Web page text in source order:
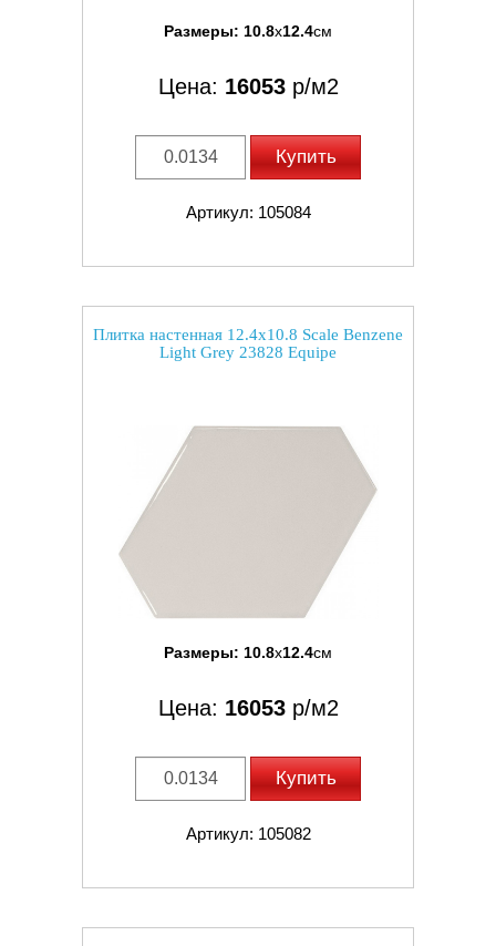
Размеры: 10.8x12.4см
Цена: 16053р/м2
Купить
Артикул: 105084
Плитка настенная 12.4x10.8 Scale Benzene
Light Grey 23828 Equipe
Размеры: 10.8x12.4см
Цена: 16053р/м2
Купить
Артикул: 105082